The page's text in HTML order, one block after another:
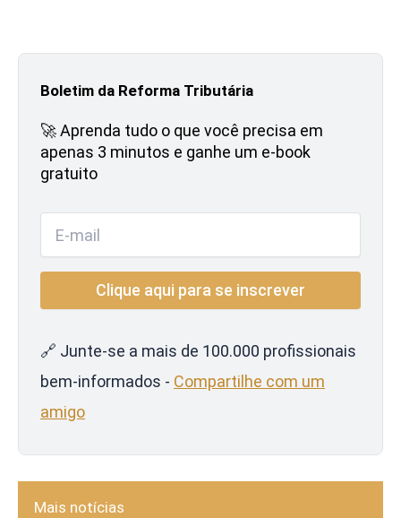
Boletim da Reforma Tributária
🚀 Aprenda tudo o que você precisa em
apenas 3 minutos e ganhe um e-book
gratuito
🔗 Junte-se a mais de 100.000 profissionais
bem-informados - Compartilhe com um
amigo
Mais notícias